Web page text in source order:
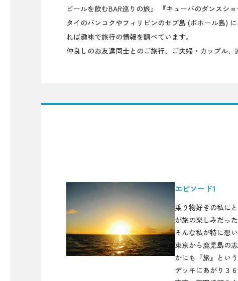
ビールを飲むBAR巡りの旅』 『キューバのダンスシ
タイのバンコクやフィリピンのセブ島 (ボホール島)
れば趣味で旅行の情報を調べています。
仲良しのお友達同士とのご旅行、ご夫婦・カップル
エピソード1
乗り物好きの私に
が旅の楽しみだった
そんな私が特に想
東京から鹿児島の
かにも『旅』とい
デッキにあがり３